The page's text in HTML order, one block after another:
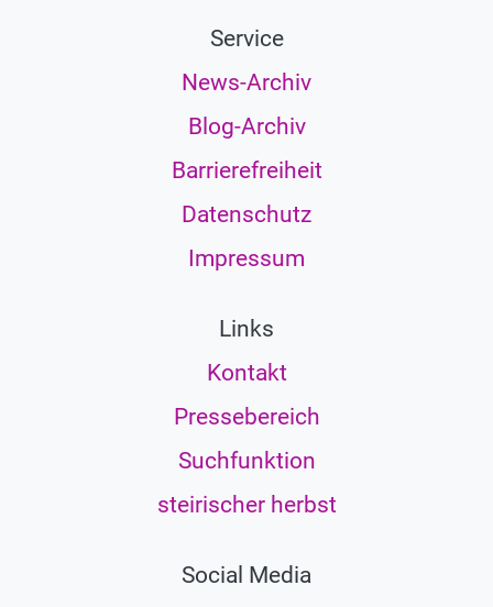
Service
News-Archiv
Blog-Archiv
Barrierefreiheit
Datenschutz
Impressum
Links
Kontakt
Pressebereich
Suchfunktion
steirischer herbst
Social Media